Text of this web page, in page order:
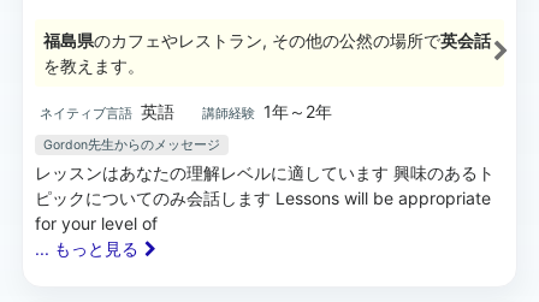
福島県のカフェやレストラン, その他の公然の場所で英会話
を教えます。
ネイティブ言語 英語 講師経験 1年～2年
Gordon先生からのメッセージ
レッスンはあなたの理解レベルに適しています 興味のあるト
ピックについてのみ会話します Lessons will be appropriate
for your level of
... もっと見る